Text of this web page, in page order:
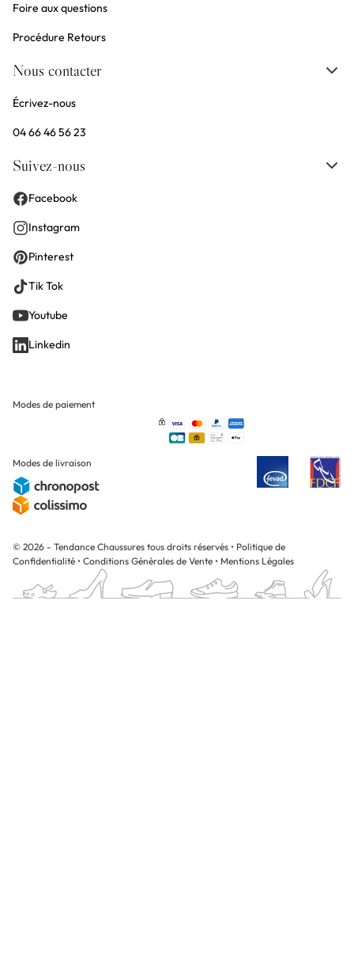
Foire aux questions
Procédure Retours
Nous contacter
Écrivez-nous
04 66 46 56 23
Suivez-nous
Facebook
Instagram
Pinterest
Tik Tok
Youtube
Linkedin
Modes de paiement
Modes de livraison
© 2026 - Tendance Chaussures tous droits réservés • Politique de
Confidentialité • Conditions Générales de Vente • Mentions Légales